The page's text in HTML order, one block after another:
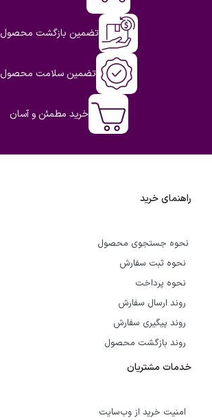
تضمین بازگشت محصول
تضمین سلامت محصول
خرید مطمئن و آسان
راهنمای خرید
نحوه جستجوی محصول
نحوه ثبت سفارش
نحوه پرداخت
روند ارسال سفارش
روند پیگیری سفارش
روند بازگشت محصول
خدمات مشتریان
امنیت خرید از وب‌سایت